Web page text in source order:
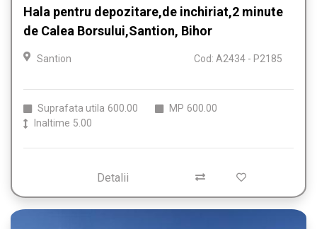
Hala pentru depozitare,de inchiriat,2 minute
de Calea Borsului,Santion, Bihor
Santion Cod: A2434 - P2185
Suprafata utila 600.00 MP 600.00
Inaltime 5.00
Detalii